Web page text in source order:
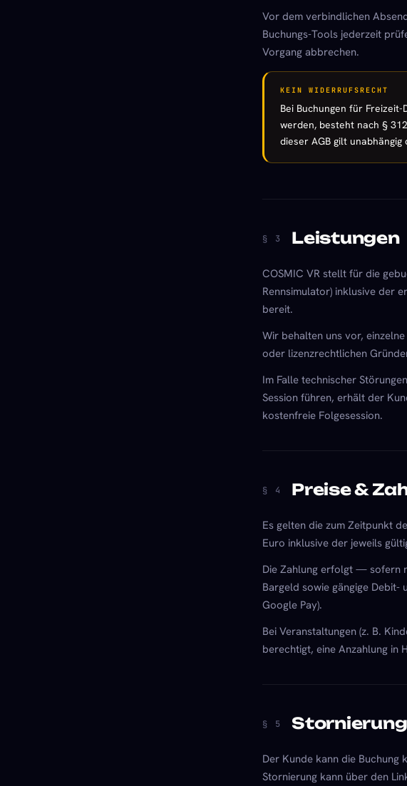
Vor dem verbindlichen
Buchungs-Tools jederzeit
Vorgang abbrechen.
KEIN WIDERRUFSRECHT
Bei Buchungen für
werden, besteht nach §
dieser AGB gilt
§ 3 Leistungen
COSMIC VR stellt für die
Rennsimulator) inklusive der
bereit.
Wir behalten uns vor,
oder lizenzrechtlichen
Im Falle technischer
Session führen, erhält der
kostenfreie Folgesession.
§ 4 Preise &
Es gelten die zum Zeitpunkt
Euro inklusive der jeweils
Die Zahlung erfolgt — sofern
Bargeld sowie gängige
Google Pay).
Bei Veranstaltungen (z. B.
berechtigt, eine Anzahlung in
§ 5
Der Kunde kann die
Stornierung kann über den